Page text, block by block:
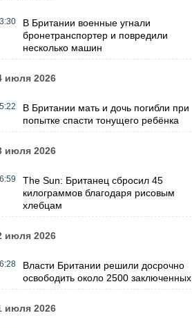
В Британии военные угнали
бронетранспортер и повредили
несколько машин
июля 2026
В Британии мать и дочь погибли при
попытке спасти тонущего ребёнка
июля 2026
The Sun: Британец сбросил 45
килограммов благодаря рисовым
хлебцам
июля 2026
Власти Британии решили досрочно
освободить около 2500 заключенных
июля 2026